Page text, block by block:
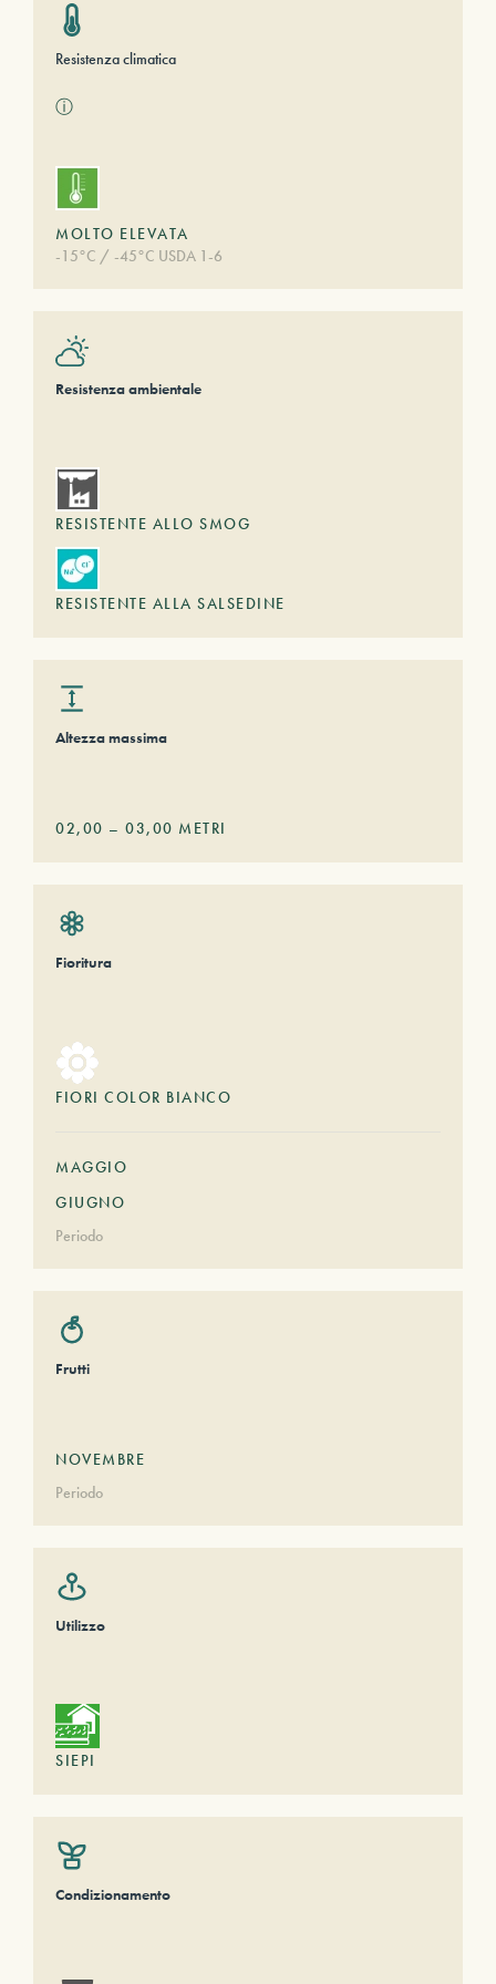
Resistenza climatica
ⓘ
MOLTO ELEVATA
-15°C / -45°C USDA 1-6
Resistenza ambientale
RESISTENTE ALLO SMOG
RESISTENTE ALLA SALSEDINE
Altezza massima
02,00 – 03,00 METRI
Fioritura
FIORI COLOR BIANCO
MAGGIO
GIUGNO
Periodo
Frutti
NOVEMBRE
Periodo
Utilizzo
SIEPI
Condizionamento